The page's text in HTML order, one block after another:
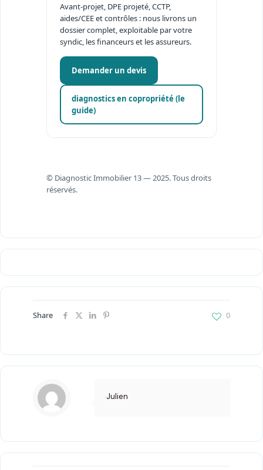
Avant-projet, DPE projeté, CCTP,
aides/CEE et contrôles : nous livrons un
dossier complet, exploitable par votre
syndic, les financeurs et les assureurs.
Demander un devis
diagnostics en copropriété (le
guide)
© Diagnostic Immobilier 13 — 2025. Tous droits
réservés.
Share 0
Julien